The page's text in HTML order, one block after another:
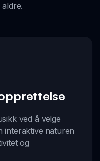
aldre.
ved å velge
interaktive naturen
og